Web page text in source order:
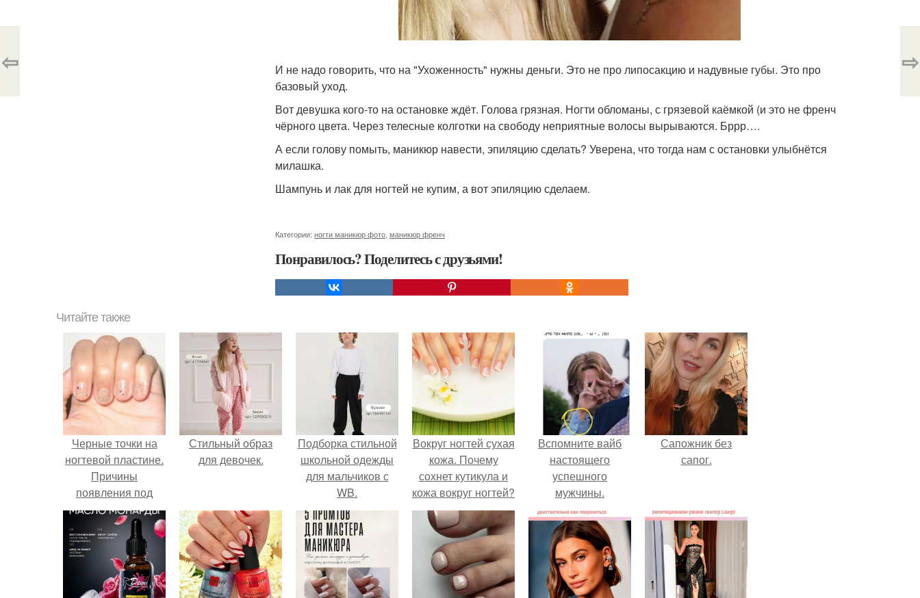
И не надо говорить, что на "Ухоженность" нужны деньги. Это не про липосакцию и надувные губы. Это про
базовый уход.
Вот девушка кого-то на остановке ждёт. Голова грязная. Ногти обломаны, с грязевой каёмкой (и это не френч
чёрного цвета. Через телесные колготки на свободу неприятные волосы вырываются. Бррр….
А если голову помыть, маникюр навести, эпиляцию сделать? Уверена, что тогда нам с остановки улыбнётся
милашка.
Шампунь и лак для ногтей не купим, а вот эпиляцию сделаем.
Категории: ногти маникюр фото маникюр френч
Понравилось? Поделитесь с друзьями!
⇦ ⇨
Читайте также
Черные точки на
ногтевой пластине.
Причины
появления под
ногтями чёрных
точек
Стильный образ
для девочек.
Подборка стильной
школьной одежды
для мальчиков с
WB.
Вокруг ногтей сухая
кожа. Почему
сохнет кутикула и
кожа вокруг ногтей?
Вспомните вайб
настоящего
успешного
мужчины.
Сапожник без
сапог.